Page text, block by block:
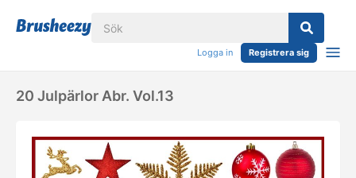
Logga in Registrera sig
20 Julpärlor Abr. Vol.13